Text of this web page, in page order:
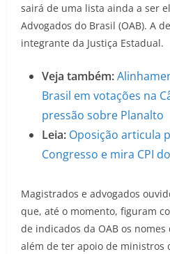
sairá de uma lista ainda a ser
Advogados do Brasil (OAB). A
integrante da Justiça Estadual.
Veja também:
Brasil em votações na
pressão sobre Planalto
Leia: Oposição articula
Congresso e mira CPI
Magistrados e advogados
que, até o momento, figuram
de indicados da OAB os
além de ter apoio de ministros